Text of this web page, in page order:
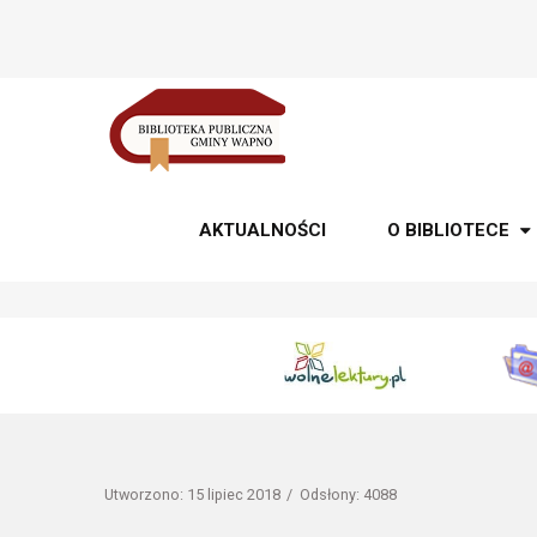
AKTUALNOŚCI O BIBLIOTECE
Utworzono: 15 lipiec 2018 Odsłony: 4088